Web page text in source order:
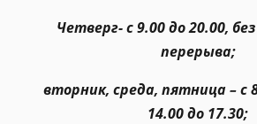
Четверг- с 9.00 до 20.00,
перерыва;
вторник, среда, пятница – с
14.00 до 17.30;